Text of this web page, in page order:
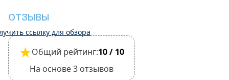
дома.
ОТЗЫВЫ
ссылку для обзора
★Общий рейтинг:10 / 10
На основе 3 отзывов